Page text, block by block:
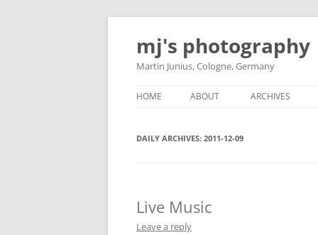
Skip
content
mj's photography
Martin Junius, Cologne, Germany
HOME ABOUT ARCHIVES
DAILY ARCHIVES: 2011-12-09
Live Music
Leave a reply